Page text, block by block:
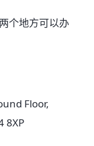
个地方可以办
Floor,
8XP